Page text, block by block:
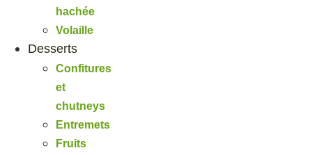
hachée
Volaille
Desserts
Confitures
et
chutneys
Entremets
Fruits